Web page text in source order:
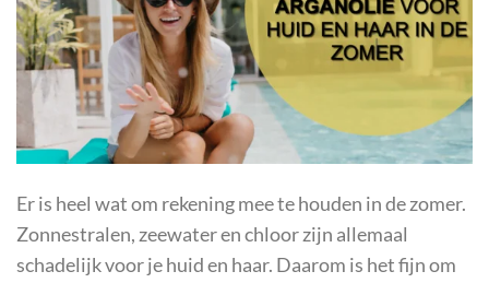
Er is heel wat om rekening mee te houden in de zomer.
Zonnestralen, zeewater en chloor zijn allemaal
schadelijk voor je huid en haar. Daarom is het fijn om